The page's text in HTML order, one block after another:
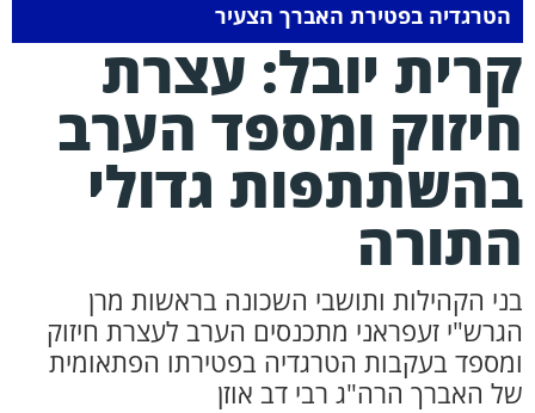
הטרגדיה בפטירת האברך הצעיר
יובל: עצרת
ומספד הערב
גדולי
הקהילות ותושבי השכונה בראשות מרן
זעפראני מתכנסים הערב לעצרת חיזוק
בעקבות הטרגדיה בפטירתו הפתאומית
האברך הרה"ג רבי דב אוזן